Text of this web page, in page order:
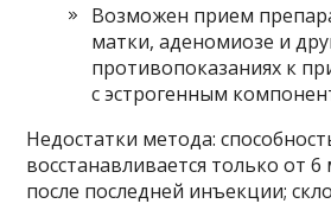
Возможен прием
матки, аденомиозе и
противопоказаниях к
с эстрогенным
Недостатки метода:
восстанавливается только от 6
после последней инъекции;